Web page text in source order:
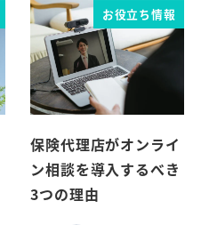
お役立ち情報
保険代理店がオンライ
ン相談を導入するべき
3つの理由